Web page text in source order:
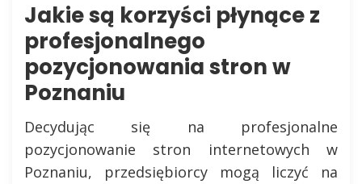
Jakie są korzyści płynące z
profesjonalnego
pozycjonowania stron w
Poznaniu
Decydując się na profesjonalne
pozycjonowanie stron internetowych w
Poznaniu, przedsiębiorcy mogą liczyć na